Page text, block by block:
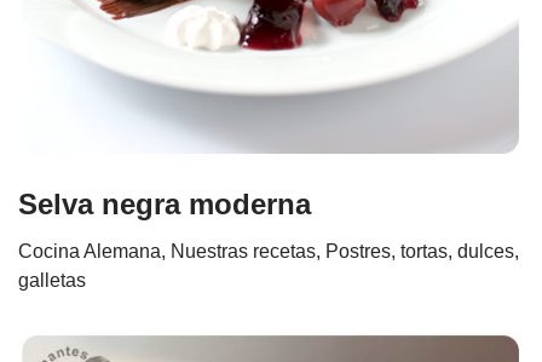
Selva negra moderna
Cocina Alemana, Nuestras recetas, Postres, tortas, dulces,
galletas